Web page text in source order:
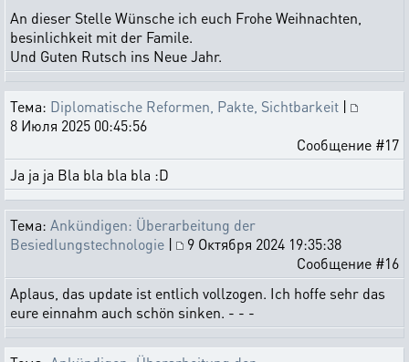
An dieser Stelle Wünsche ich euch Frohe Weihnachten,
besinlichkeit mit der Famile.
Und Guten Rutsch ins Neue Jahr.
Тема: Diplomatische Reformen, Pakte, Sichtbarkeit |
8 Июля 2025 00:45:56
Сообщение #17
Ja ja ja Bla bla bla bla :D
Тема: Ankündigen: Überarbeitung der
Besiedlungstechnologie |
9 Октября 2024 19:35:38
Сообщение #16
Aplaus, das update ist entlich vollzogen. Ich hoffe sehr das
eure einnahm auch schön sinken. - - -